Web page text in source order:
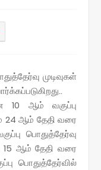
முடிவுகள்
10 ஆம் வகுப்பு
24 ஆம் தேதி வரை
பொதுத்தேர்வு
ஆம் தேதி வரை
பொதுத்தேர்வில்